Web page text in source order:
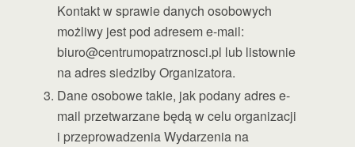
Kontakt w sprawie danych osobowych
możliwy jest pod adresem e-mail:
biuro@centrumopatrznosci.pl lub listownie
na adres siedziby Organizatora.
Dane osobowe takie, jak podany adres e-
mail przetwarzane będą w celu organizacji
i przeprowadzenia Wydarzenia na